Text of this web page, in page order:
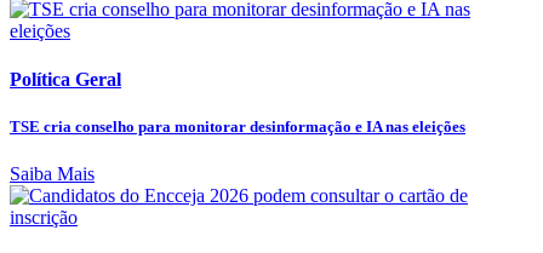
Política Geral
TSE cria conselho para monitorar desinformação e IA nas eleições
Saiba Mais